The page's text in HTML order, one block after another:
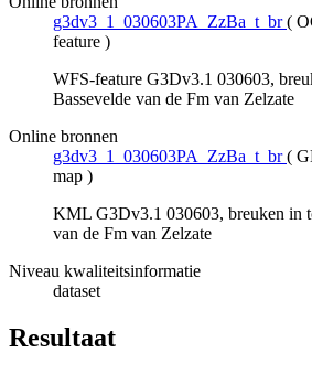
g3dv3_1_030603PA_ZzBa_t_br (
feature )
WFS-feature G3Dv3.1 030603,
Bassevelde van de Fm van Zelzate
Online bronnen
g3dv3_1_030603PA_ZzBa_t_br (
map )
KML G3Dv3.1 030603, breuken in
van de Fm van Zelzate
Niveau kwaliteitsinformatie
dataset
Resultaat